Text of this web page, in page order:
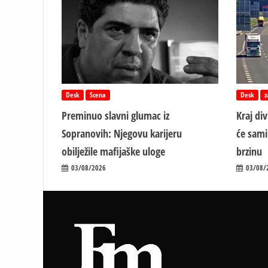
Desk Scena
Preminuo slavni glumac iz
Sopranovih: Njegovu karijeru
obilježile mafijaške uloge
03/08/2026
Desk
Kraj
će
brzinu
03/08/